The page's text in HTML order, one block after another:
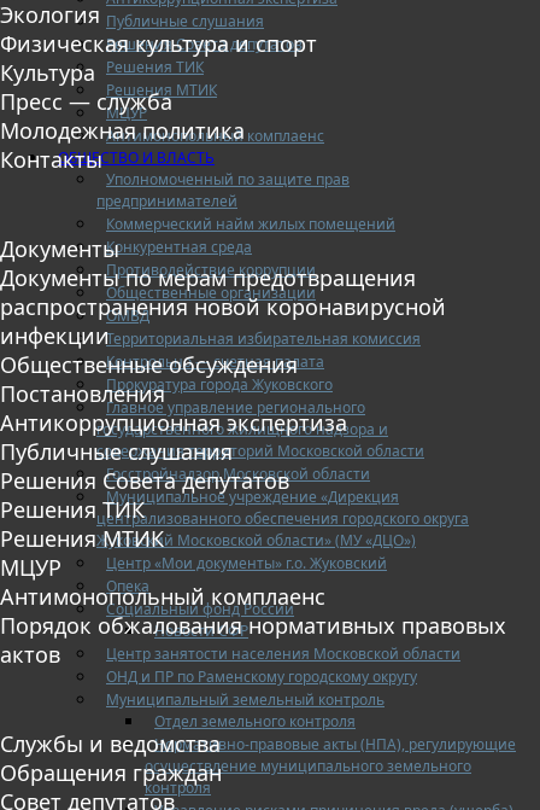
Публичные слушания
Решения Совета депутатов
Решения ТИК
Решения МТИК
МЦУР
Антимонопольный комплаенс
ОБЩЕСТВО И ВЛАСТЬ
Уполномоченный по защите прав
предпринимателей
Коммерческий найм жилых помещений
Конкурентная среда
Противодействие коррупции
Общественные организации
ОМВД
Территориальная избирательная комиссия
Контрольно — счетная палата
Прокуратура города Жуковского
Главное управление регионального
государственного жилищного надзора и
содержания территорий Московской области
Госстройнадзор Московской области
Муниципальное учреждение «Дирекция
централизованного обеспечения городского округа
Жуковский Московской области» (МУ «ДЦО»)
Центр «Мои документы» г.о. Жуковский
Опека
Социальный фонд России
Новости СФР
Центр занятости населения Московской области
ОНД и ПР по Раменскому городскому округу
Муниципальный земельный контроль
Отдел земельного контроля
Нормативно-правовые акты (НПА), регулирующие
осуществление муниципального земельного
контроля
Экология
Физическая культура и спорт
Культура
Пресс — служба
Молодежная политика
Контакты
Документы
Документы по мерам предотвращения
распространения новой коронавирусной
инфекции
Общественные обсуждения
Постановления
Антикоррупционная экспертиза
Публичные слушания
Решения Совета депутатов
Решения ТИК
Решения МТИК
МЦУР
Антимонопольный комплаенс
Порядок обжалования нормативных правовых
актов
Службы и ведомства
Обращения граждан
Совет депутатов